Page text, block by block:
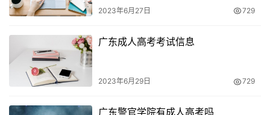
专学历，再去参加高起专或高起本考试。此外，一些省市地
区还要求考生具有同等高中文化程度水平才能报考。
2023年6月27日 729
广东成人高考考试信息
2023年6月29日 729
广东警官学院有成人高考吗